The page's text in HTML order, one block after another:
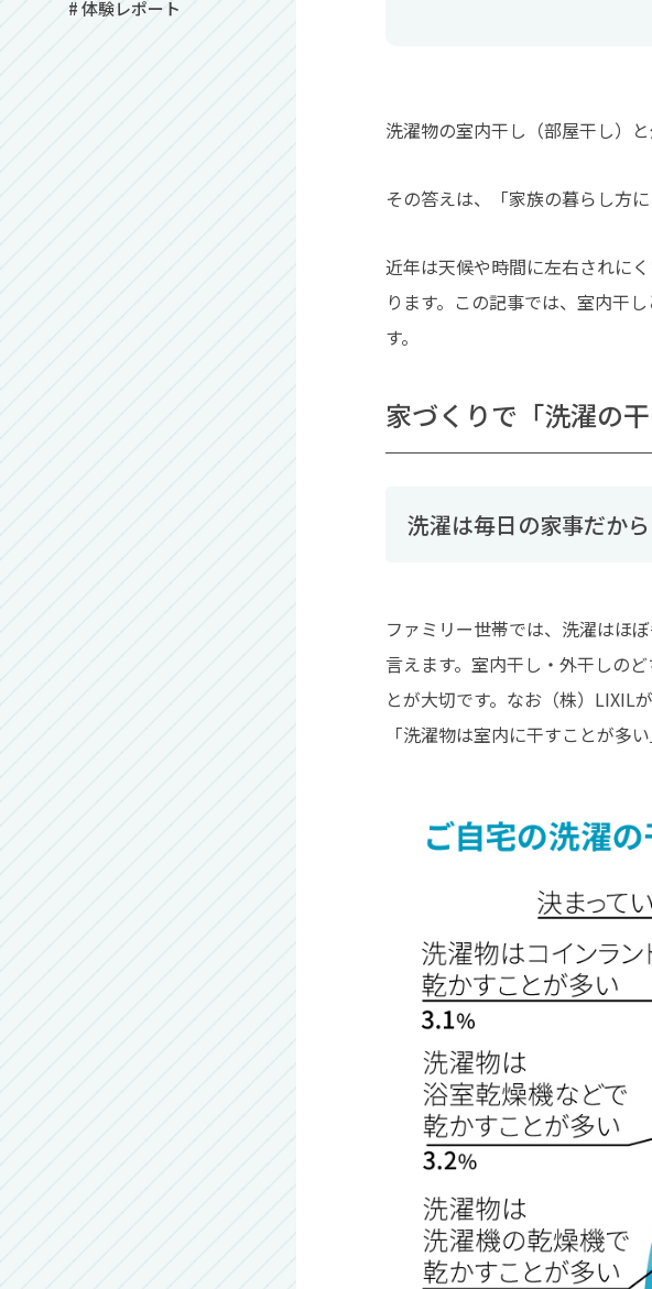
# 体験レポート
洗濯物の室内干し（部屋干し）
その答えは、「家族の暮らし方に
近年は天候や時間に左右されに
ります。この記事では、室内干
す。
家づくりで「洗濯の
洗濯は毎日の家事だから
ファミリー世帯では、洗濯はほ
言えます。室内干し・外干しの
とが大切です。なお（株）LIXIL
「洗濯物は室内に干すことが多